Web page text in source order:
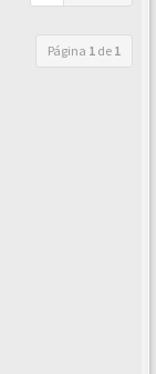
Página 1 de 1